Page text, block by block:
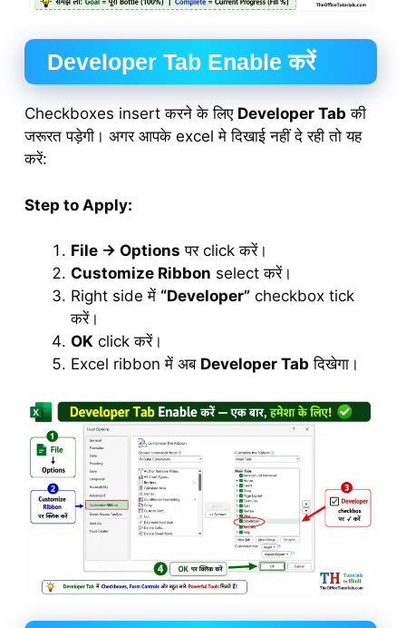
Developer Tab Enable करें
Checkboxes insert करने के लिए Developer Tab की
जरूरत पड़ेगी। अगर आपके excel मे दिखाई नहीं दे रही तो यह
करें:
Step to Apply:
File → Options पर click करें।
Customize Ribbon select करें।
Right side में “Developer” checkbox tick
करें।
OK click करें।
Excel ribbon में अब Developer Tab दिखेगा।